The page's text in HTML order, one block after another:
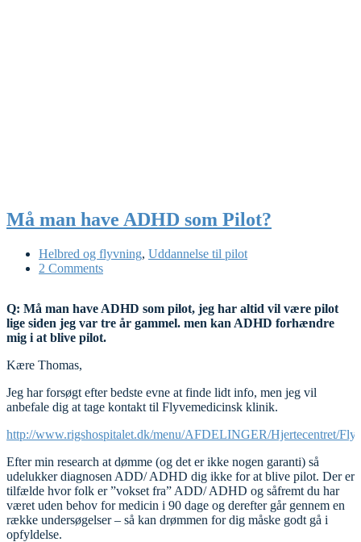
Må man have ADHD som Pilot?
Helbred og flyvning, Uddannelse til pilot
2 Comments
Q: Må man have ADHD som pilot, jeg har altid vil være pilot
lige siden jeg var tre år gammel. men kan ADHD forhændre
mig i at blive pilot.
Kære Thomas,
Jeg har forsøgt efter bedste evne at finde lidt info, men jeg vil
anbefale dig at tage kontakt til Flyvemedicinsk klinik.
http://www.rigshospitalet.dk/menu/AFDELINGER/Hjertecentret/
Efter min research at dømme (og det er ikke nogen garanti) så
udelukker diagnosen ADD/ ADHD dig ikke for at blive pilot. Der er
tilfælde hvor folk er ”vokset fra” ADD/ ADHD og såfremt du har
været uden behov for medicin i 90 dage og derefter går gennem en
række undersøgelser – så kan drømmen for dig måske godt gå i
opfyldelse.